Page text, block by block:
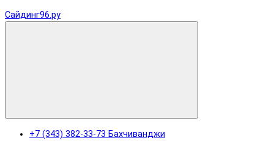
Сайдинг96.ру
+7 (343) 382-33-73 Бахчиванджи